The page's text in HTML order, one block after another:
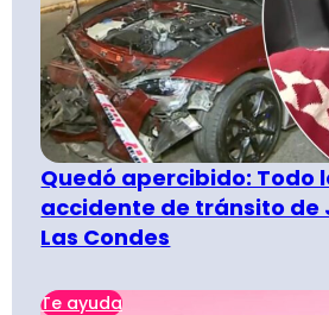
Quedó apercibido: Todo
accidente de tránsito de
Las Condes
Te ayuda